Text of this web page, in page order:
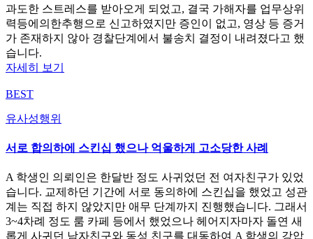
과도한 스트레스를 받아오게 되었고, 결국 가해자를 업무상위
력등에의한추행으로 신고하였지만 증인이 없고, 영상 등 증거
가 존재하지 않아 경찰단계에서 불송치 결정이 내려졌다고 했
습니다.
자세히 보기
BEST
유사성행위
서로 합의하에 스킨십 했으나 억울하게 고소당한 사례
A 학생인 의뢰인은 한달반 정도 사귀었던 전 여자친구가 있었
습니다. 교제하던 기간에 서로 동의하에 스킨십을 했었고 성관
계는 직접 하지 않았지만 애무 단계까지 진행했습니다. 그래서
3~4차례 정도 룸 카페 등에서 했었으나 헤어지자마자 돌연 새
롭게 사귀던 남자친구와 동성 친구를 대동하여 A 학생의 강압